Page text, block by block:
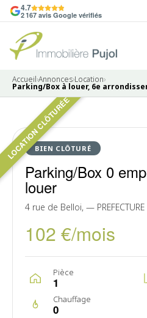
4.7
2 167 avis Google vérifiés
Accueil›Annonces›Location›
Parking/Box à louer, 6e
LOCATION CLÔTURÉE
BIEN CLÔTURÉ
Parking/Box 0
louer
4 rue de Belloi, — PREFECTURE
102 €/mois
Pièce
1
Chauffage
0
Pas de photo disponible
LOUÉ